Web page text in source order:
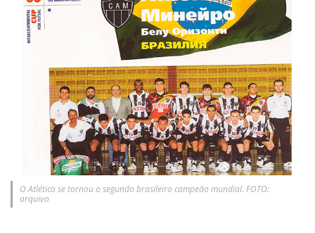
O Atlético se tornou o segundo brasileiro campeão mundial. FOTO:
arquivo